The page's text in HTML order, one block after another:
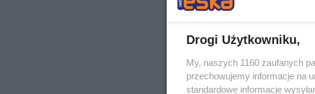
Drogi Użytkowniku,
My, naszych 1160 zaufanych
przechowujemy informacje na
standardowe informacje